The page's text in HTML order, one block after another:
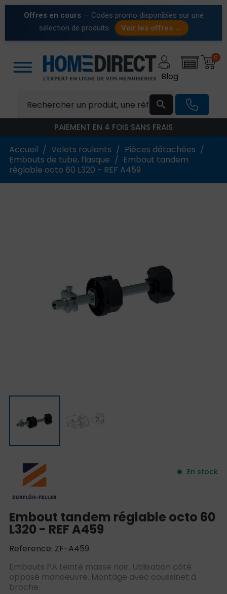
Offres en cours — Codes promo disponibles sur une
sélection de produits
Voir les offres →

0
Blog
PAIEMENT EN 4 FOIS SANS FRAIS
Accueil Volets roulants
Pièces détachées
Embouts de tube, flasque
Embout tandem
réglable octo 60 L320 - REF A459
Embout tandem réglable octo 60
L320 - REF A459
Reference: ZF-A459
Embouts PA teinté masse noir. Utilisation côté
opposé manoeuvre. Montage avec coussinet à
broche.
En stock